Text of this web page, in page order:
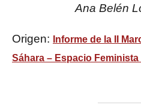
Ana Belén
Origen:
Informe de la II
Sáhara – Espacio Feminista